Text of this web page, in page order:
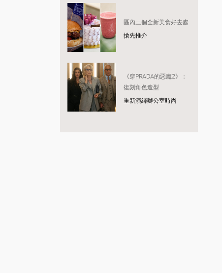
區內三個全新美食好去處
搶先推介
《穿PRADA的惡魔2》：
復刻角色造型
重新演繹辦公室時尚